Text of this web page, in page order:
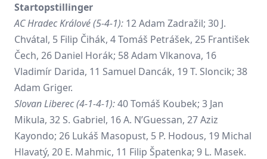
Startopstillinger
AC Hradec Králové (5-4-1): 12 Adam Zadražil; 30 J.
Chvátal, 5 Filip Čihák, 4 Tomáš Petrášek, 25 František
Čech, 26 Daniel Horák; 58 Adam Vlkanova, 16
Vladimír Darida, 11 Samuel Dancák, 19 T. Sloncik; 38
Adam Griger.
Slovan Liberec (4-1-4-1):40 Tomáš Koubek; 3 Jan
Mikula, 32 S. Gabriel, 16 A. N’Guessan, 27 Aziz
Kayondo; 26 Lukáš Masopust, 5 P. Hodous, 19 Michal
Hlavatý, 20 E. Mahmic, 11 Filip Špatenka; 9 L. Masek.